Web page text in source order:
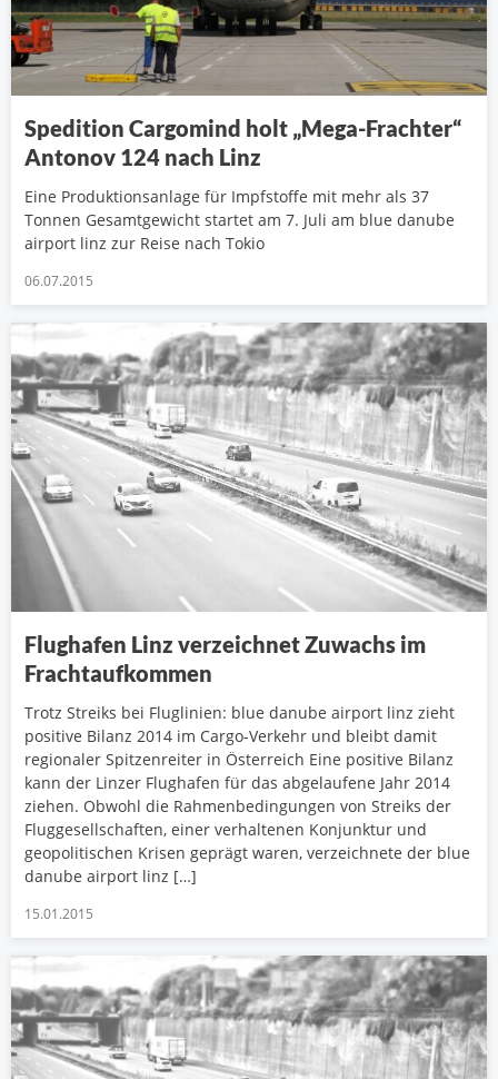
Spedition Cargomind holt „Mega-Frachter“
Antonov 124 nach Linz
Eine Produktionsanlage für Impfstoffe mit mehr als 37
Tonnen Gesamtgewicht startet am 7. Juli am blue danube
airport linz zur Reise nach Tokio
06.07.2015
Flughafen Linz verzeichnet Zuwachs im
Frachtaufkommen
Trotz Streiks bei Fluglinien: blue danube airport linz zieht
positive Bilanz 2014 im Cargo-Verkehr und bleibt damit
regionaler Spitzenreiter in Österreich Eine positive Bilanz
kann der Linzer Flughafen für das abgelaufene Jahr 2014
ziehen. Obwohl die Rahmenbedingungen von Streiks der
Fluggesellschaften, einer verhaltenen Konjunktur und
geopolitischen Krisen geprägt waren, verzeichnete der blue
danube airport linz […]
15.01.2015